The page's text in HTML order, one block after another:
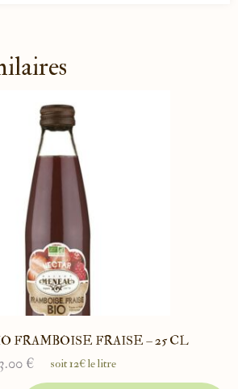
FRAMBOISE FRAISE – 25 CL
3.00 € soit 12€ le litre